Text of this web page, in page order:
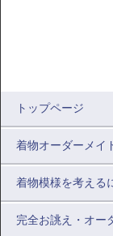
トップページ
着物オーダーメイ
着物模様を考える
完全お誂え・オー